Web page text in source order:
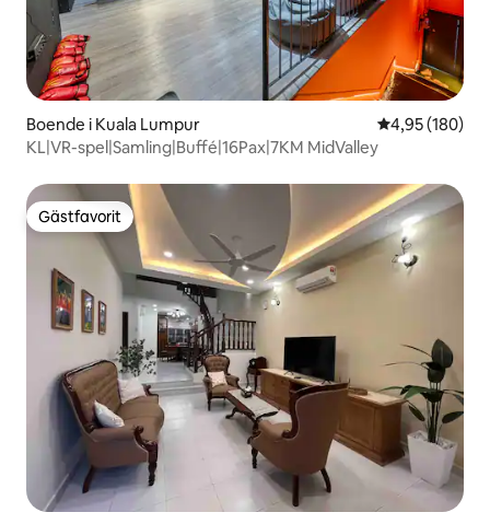
Boende i Kuala Lumpur 4,95 av 5 i
4,95 (180)
KL|VR-spel|Samling|Buffé|16Pax|7KM MidValley
Gästfavorit
Gästfavorit